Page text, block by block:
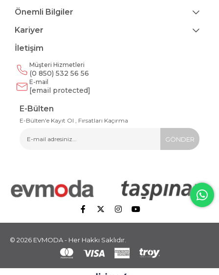
Önemli Bilgiler
Kariyer
İletişim
Müşteri Hizmetleri
(0 850) 532 56 56
E-mail
[email protected]
E-Bülten
E-Bülten'e Kayıt Ol , Fırsatları Kaçırma
GÖNDER
© 2026 EVMODA - Her Hakkı Saklıdır.